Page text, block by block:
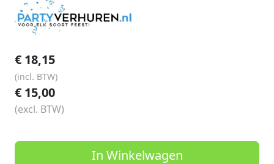
€ 18,15
(incl. BTW)
€ 15,00
(excl. BTW)
In Winkelwagen